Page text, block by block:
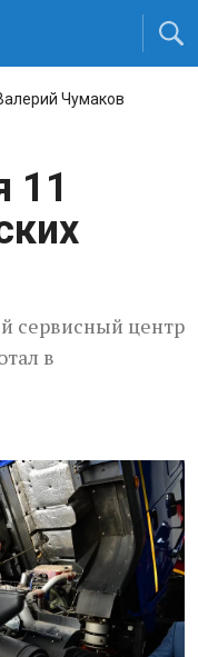
Чумаков
11
сервисный центр
в